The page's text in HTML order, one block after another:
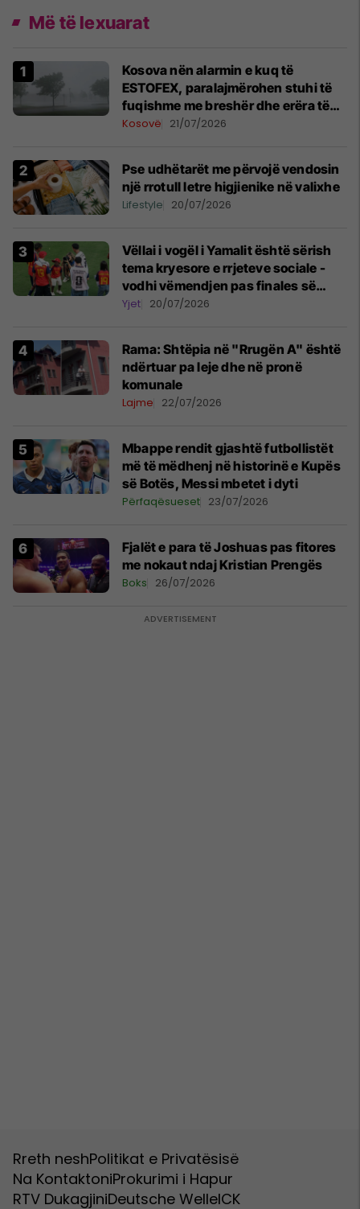
Më të lexuarat
Kosova nën alarmin e kuq të
ESTOFEX, paralajmërohen stuhi të
fuqishme me breshër dhe erëra të
forta
Kosovë 21/07/2026
Pse udhëtarët me përvojë vendosin
një rrotull letre higjienike në valixhe
Lifestyle 20/07/2026
Vëllai i vogël i Yamalit është sërish
tema kryesore e rrjeteve sociale -
vodhi vëmendjen pas finales së
Kupës së Botës
Yjet 20/07/2026
Rama: Shtëpia në "Rrugën A" është
ndërtuar pa leje dhe në pronë
komunale
Lajme 22/07/2026
Mbappe rendit gjashtë futbollistët
më të mëdhenj në historinë e Kupës
së Botës, Messi mbetet i dyti
Përfaqësueset 23/07/2026
Fjalët e para të Joshuas pas fitores
me nokaut ndaj Kristian Prengës
Boks 26/07/2026
Rreth neshPolitikat e Privatësisë
Na KontaktoniProkurimi i Hapur
RTV DukagjiniDeutsche WelleICK